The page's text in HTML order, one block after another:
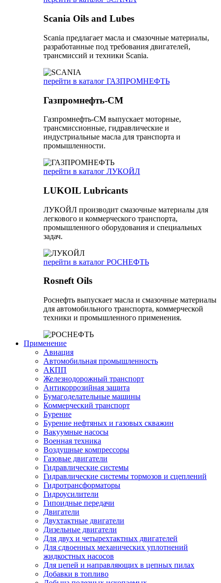
Scania Oils and Lubes
Scania предлагает масла и смазочные материалы,
разработанные под требования двигателей,
трансмиссий и техники Scania.
перейти в каталог ГАЗПРОМНЕФТЬ
Газпромнефть-СМ
Газпромнефть-СМ выпускает моторные,
трансмиссионные, гидравлические и
индустриальные масла для транспорта и
промышленности.
перейти в каталог ЛУКОЙЛ
LUKOIL Lubricants
ЛУКОЙЛ производит смазочные материалы для
легкового и коммерческого транспорта,
промышленного оборудования и специальных
задач.
перейти в каталог РОСНЕФТЬ
Rosneft Oils
Роснефть выпускает масла и смазочные материалы
для автомобильного транспорта, коммерческой
техники и промышленного применения.
Применение
Авиация
Автомобильная промышленность
АКПП
Железнодорожный транспорт
Антикоррозийная защита
Бумагоделательные машины
Коммерческий транспорт
Бурение
Бурение нефтяных и газовых скважин
Вакуумные насосы
Военная техника
Воздушные компрессоры
Газовые двигатели
Гидравлические системы
Гидравлические системы тормозов и сцеплений
Гидротрансформаторы
Гидроусилители
Гипоидные передачи
Двигатели
Двухтактные двигатели
Дизельные двигатели
Для двух и четырехтактных двигателей
Для сдвоенных механических уплотнений
жидкостных насосов
Для цепей и направляющих в цепных пилах
Добавки в топливо